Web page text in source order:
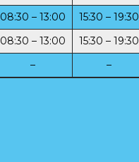
08:30 – 13:00
15:30 – 19:30
08:30 – 13:00
15:30 – 19:30
– –